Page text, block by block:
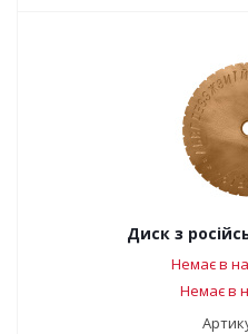
Диск з
Немає в
Немає в